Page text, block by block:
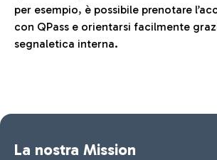
per esempio, è possibile prenotare
con QPass e orientarsi facilmente
segnaletica interna.
La nostra Mission